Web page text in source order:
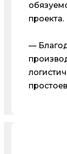
проекта.
—